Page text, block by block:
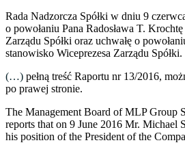
Rada Nadzorcza Spółki w dniu 9
o powołaniu Pana Radosława T.
Zarządu Spółki oraz uchwałę o
stanowisko Wiceprezesa Zarządu Spółki.
(…) pełną treść Raportu nr 13/2016,
po prawej stronie.
The Management Board of MLP Group
reports that on 9 June 2016 Mr. Michael
his position of the President of the